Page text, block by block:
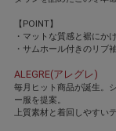
【POINT】
・マットな質感と裾にか
・サムホール付きのリブ
ALEGRE(アレグレ)
毎月ヒット商品が誕生。
ー服を提案。
上質素材と着回しやすい